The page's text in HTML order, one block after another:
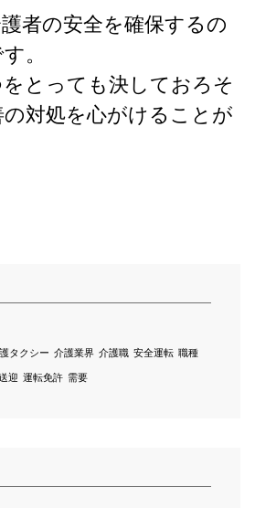
者の安全を確保するの
。
とっても決しておろそ
対処を心がけることが
タクシー 介護業界 介護職 安全運転 職種
迎 運転免許 需要